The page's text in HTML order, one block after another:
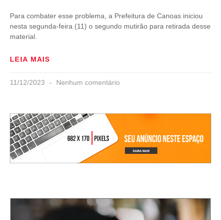
Para combater esse problema, a Prefeitura de Canoas iniciou
nesta segunda-feira (11) o segundo mutirão para retirada desse
material.
LEIA MAIS
11/12/2023 Nenhum comentário